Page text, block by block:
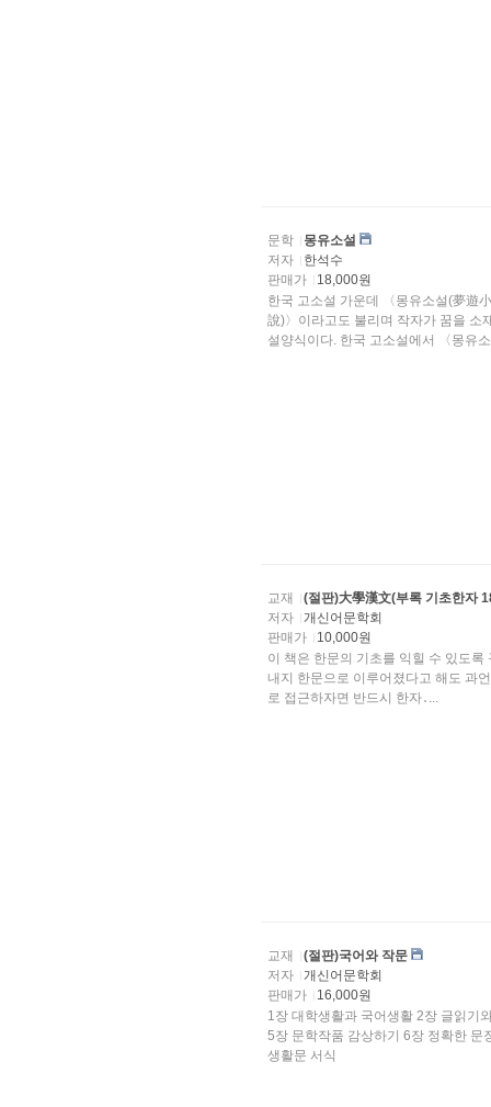
문학
몽유소설
저자
한석수
판매가
18,000원
한국 고소설 가운데 〈몽유소설(夢遊
說)〉이라고도 불리며 작자가 꿈을 소재로 하여 인간과 자연, 이상과
설양식이다. 한국 고소설에서 〈몽유
교재
(절판)大學漢文(부록 기초한자
저자
개신어문학회
판매가
10,000원
이 책은 한문의 기초를 익힐 수 있도
내지 한문으로 이루어졌다고 해도 과언이 아니다. 따라서 우리의 전통문화를 학문적으로,
로 접근하자면 반드시 한자․...
교재
(절판)국어와 작문
저자
개신어문학회
판매가
16,000원
1장 대학생활과 국어생활 2장 글읽기와 글쓰기의 기본원리 3.장 학술적 글쓰기 4장 실용적 글쓰기
5장 문학작품 감상하기 6장 정확한 문장 쓰기 부 록 1. 한글 맞춤법 2. 외래어 표기법 3. 상용한자 4.
생활문 서식